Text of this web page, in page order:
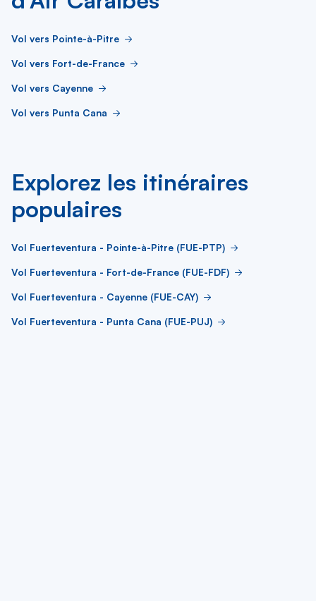
Vol vers Pointe-à-Pitre
Vol vers Fort-de-France
Vol vers Cayenne
Vol vers Punta Cana
Explorez les itinéraires
populaires
Vol Fuerteventura - Pointe-à-Pitre (FUE-PTP)
Vol Fuerteventura - Fort-de-France (FUE-FDF)
Vol Fuerteventura - Cayenne (FUE-CAY)
Vol Fuerteventura - Punta Cana (FUE-PUJ)